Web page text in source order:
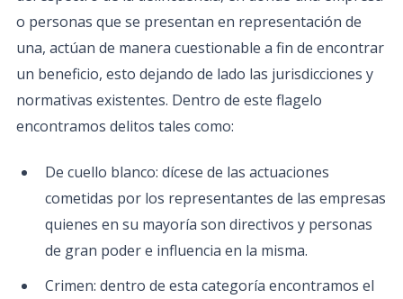
o personas que se presentan en representación de
una, actúan de manera cuestionable a fin de encontrar
un beneficio, esto dejando de lado las jurisdicciones y
normativas existentes. Dentro de este flagelo
encontramos delitos tales como:
De cuello blanco: dícese de las actuaciones
cometidas por los representantes de las empresas
quienes en su mayoría son directivos y personas
de gran poder e influencia en la misma.
Crimen: dentro de esta categoría encontramos el